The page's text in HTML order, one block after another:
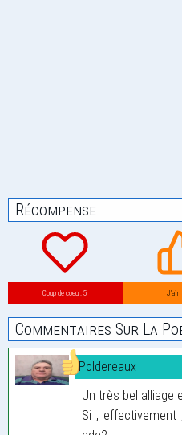
Récompense
Coup de coeur: 5
Commentaires Sur La
Poldereaux
Un très bel alliage
Si ,